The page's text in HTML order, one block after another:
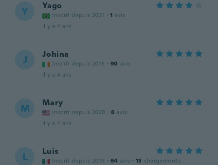
Y Yago
Inscrit depuis 2021 · 1 avis
il y a 4 ans
J Johina
Inscrit depuis 2018 · 90 avis
il y a 4 ans
M Mary
Inscrit depuis 2020 · 8 avis
il y a 4 ans
L Luis
Inscrit depuis 2019 · 64 avis · 13 chargements